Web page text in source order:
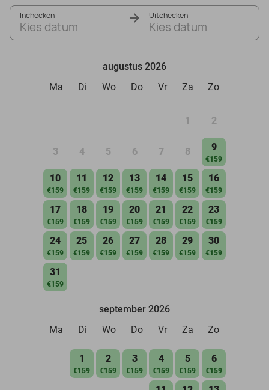
Inchecken
Kies datum
Uitchecken
Kies datum
augustus 2026
Ma
Di Wo Do Vr Za Zo
1 2
3 4 5 6 7 8 9
€159
10
€159
11
€159
12
€159
13
€159
14
€159
15
€159
16
€159
17
€159
18
€159
19
€159
20
€159
21
€159
22
€159
23
€159
24
€159
25
€159
26
€159
27
€159
28
€159
29
€159
30
€159
31
€159
september 2026
Ma
Di Wo Do Vr Za Zo
1
€159
2
€159
3
€159
4
€159
5
€159
6
€159